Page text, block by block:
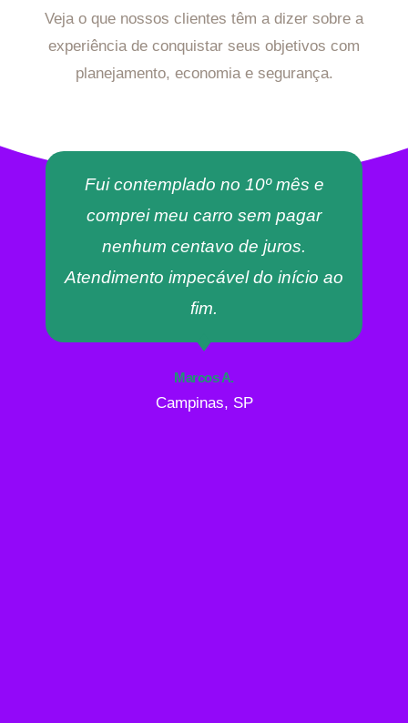
Veja o que nossos clientes têm a dizer sobre a
experiência de conquistar seus objetivos com
planejamento, economia e segurança.
Fui contemplado no 10º mês e
comprei meu carro sem pagar
nenhum centavo de juros.
Atendimento impecável do início ao
fim.
Marcos A.
Campinas, SP